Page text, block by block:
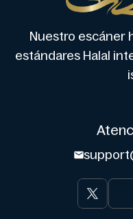
Nuestro escáner
estándares Halal